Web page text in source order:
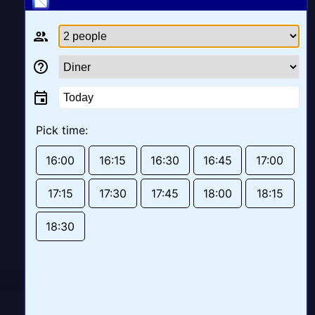
Today
Pick time:
16:00 16:15 16:30 16:45 17:00
17:15 17:30 17:45 18:00 18:15
18:30